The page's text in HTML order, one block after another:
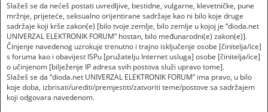
Slažeš se da nećeš postati uvredljive, bestidne, vulgarne, klevetničke, pune
mržnje, prijeteće, seksualno orijentirane sadržaje kao ni bilo koje druge
sadržaje koji krše zakon(e) [bilo tvoje zemlje, bilo zemlje u kojoj je “dioda.net
UNIVERZAL ELEKTRONIK FORUM” hostan, bilo međunarodni(e) zakon(e)].
Činjenje navedenog uzrokuje trenutno i trajno isključenje osobe [činitelja/ice]
s foruma kao i obavijest ISPu [pružatelju Internet usluga] osobe [činitelja/ice]
o učinjenom [bilježenje IP adresa svih postova služi upravo tome].
Slažeš se da “dioda.net UNIVERZAL ELEKTRONIK FORUM” ima pravo, u bilo
koje doba, izbrisati/urediti/premjestiti/zatvoriti teme/postove sa sadržajem
koji odgovara navedenom.